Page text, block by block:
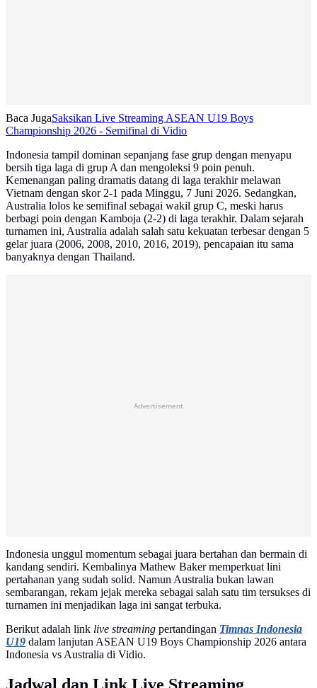
Baca JugaSaksikan Live Streaming ASEAN U19 Boys
Championship 2026 - Semifinal di Vidio
Indonesia tampil dominan sepanjang fase grup dengan menyapu
bersih tiga laga di grup A dan mengoleksi 9 poin penuh.
Kemenangan paling dramatis datang di laga terakhir melawan
Vietnam dengan skor 2-1 pada Minggu, 7 Juni 2026. Sedangkan,
Australia lolos ke semifinal sebagai wakil grup C, meski harus
berbagi poin dengan Kamboja (2-2) di laga terakhir. Dalam sejarah
turnamen ini, Australia adalah salah satu kekuatan terbesar dengan 5
gelar juara (2006, 2008, 2010, 2016, 2019), pencapaian itu sama
banyaknya dengan Thailand.
Advertisement
Indonesia unggul momentum sebagai juara bertahan dan bermain di
kandang sendiri. Kembalinya Mathew Baker memperkuat lini
pertahanan yang sudah solid. Namun Australia bukan lawan
sembarangan, rekam jejak mereka sebagai salah satu tim tersukses di
turnamen ini menjadikan laga ini sangat terbuka.
Berikut adalah link live streaming pertandingan Timnas Indonesia
U19 dalam lanjutan ASEAN U19 Boys Championship 2026 antara
Indonesia vs Australia di Vidio.